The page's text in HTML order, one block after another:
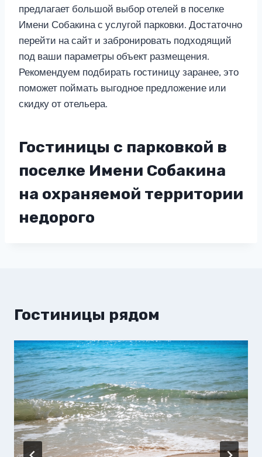
предлагает большой выбор отелей в поселке
Имени Собакина с услугой парковки. Достаточно
перейти на сайт и забронировать подходящий
под ваши параметры объект размещения.
Рекомендуем подбирать гостиницу заранее, это
поможет поймать выгодное предложение или
скидку от отельера.
Гостиницы с парковкой в
поселке Имени Собакина
на охраняемой территории
недорого
Гостиницы рядом